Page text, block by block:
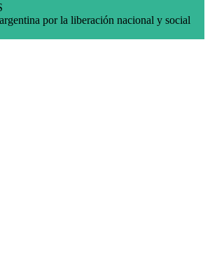
por la liberación nacional y social